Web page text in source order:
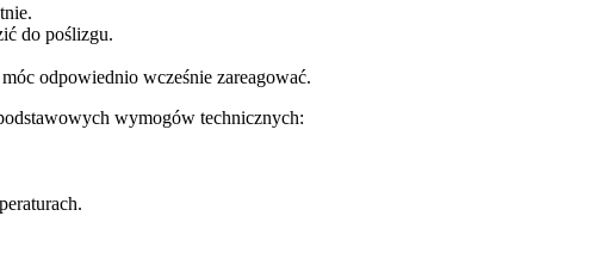
do poślizgu.
odpowiednio wcześnie zareagować.
wymogów technicznych: